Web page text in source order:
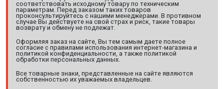
соответствовать исходному товару по техническим
параметрам. Перед заказом таких товаров
проконсультируйтесь с нашими менеджерами. В противном
случае Вы действуете на свой страх и риск, такие товары
возврату и обмену не подлежат.
Оформляя заказ на сайте, Вы тем самым даете полное
согласие с правилами использования интернет-магазина и
политикой конфиденциальности, а также политикой
обработки персональных данных.
Все товарные знаки, представленные на сайте являются
собственностью их уважаемых владельцев.